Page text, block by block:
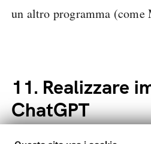
un altro programma
11. Realizzare
ChatGPT